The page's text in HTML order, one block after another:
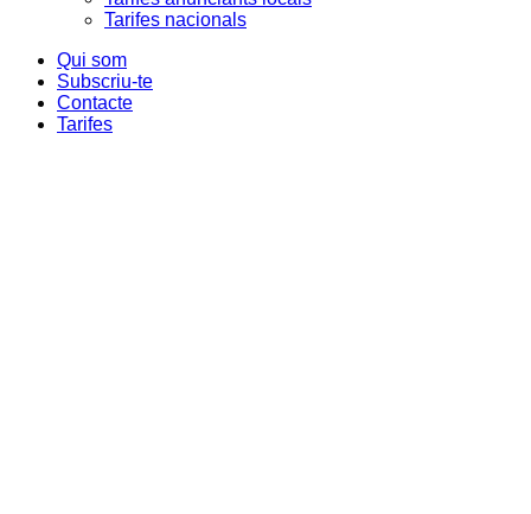
Tarifes nacionals
Qui som
Subscriu-te
Contacte
Tarifes